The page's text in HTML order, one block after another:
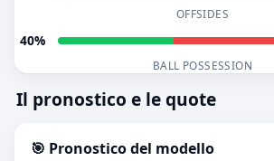
OFFSIDES
40%
BALL POSSESSION
Il pronostico e le quote
🎯 Pronostico del modello